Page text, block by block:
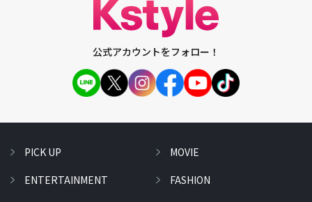
公式アカウントをフォロー！
PICK UP
ENTERTAINMENT
MOVIE
FASHION